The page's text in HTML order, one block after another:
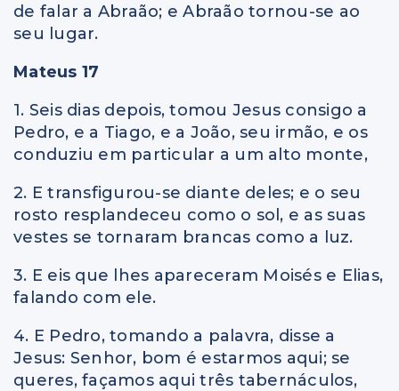
de falar a Abraão; e Abraão tornou-se ao
seu lugar.
Mateus 17
1. Seis dias depois, tomou Jesus consigo a
Pedro, e a Tiago, e a João, seu irmão, e os
conduziu em particular a um alto monte,
2. E transfigurou-se diante deles; e o seu
rosto resplandeceu como o sol, e as suas
vestes se tornaram brancas como a luz.
3. E eis que lhes apareceram Moisés e Elias,
falando com ele.
4. E Pedro, tomando a palavra, disse a
Jesus: Senhor, bom é estarmos aqui; se
queres, façamos aqui três tabernáculos,